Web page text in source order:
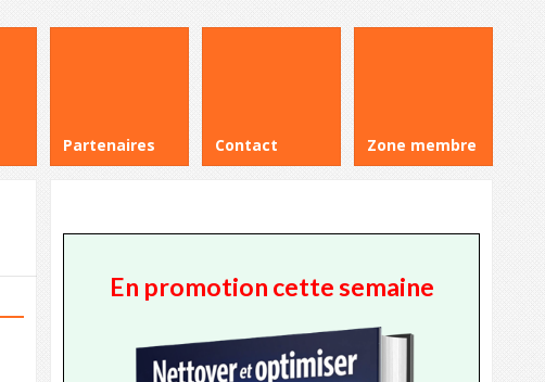
Partenaires Contact Zone membre
En promotion cette semaine